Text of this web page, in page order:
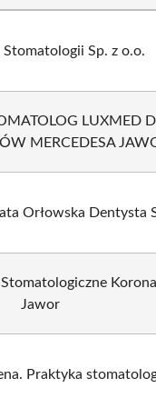
Sp. z o.o.
LUXMED
MERCEDESA
Orłowska Dentysta
Jawor
Praktyka